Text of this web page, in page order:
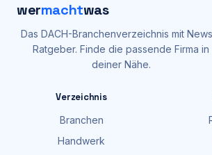
wermachtwas
Das DACH-Branchenverzeichnis mit
Ratgeber. Finde die passende Firma in
deiner Nähe.
Verzeichnis
Branchen
Handwerk